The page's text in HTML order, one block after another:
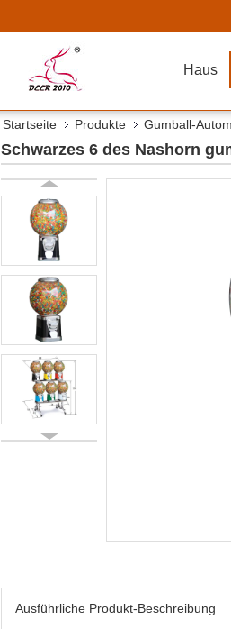
Haus
Startseite Produkte Gumball-
Schwarzes 6 des Nashorn
Ausführliche Produkt-Beschreibung